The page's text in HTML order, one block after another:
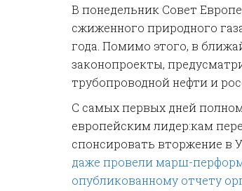
В понедельник Совет
сжиженного природного
года. Помимо этого, в
законопроекты,
трубопроводной нефти и
С самых первых дней
европейским лидер:кам
спонсировать вторжение в
даже провели марш-
опубликованному отчету